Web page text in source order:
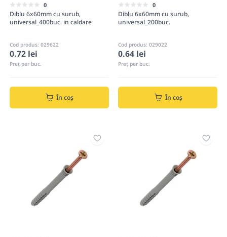
0
Diblu 6x60mm cu surub,
universal_400buс. in caldare
Cod produs: 029622
0.72 lei
Preț per buc.
În coș
0
Diblu 6x60mm cu surub,
universal_200buс.
Cod produs: 029022
0.64 lei
Preț per buc.
În coș